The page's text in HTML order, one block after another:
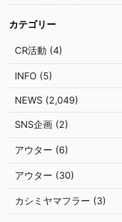
カテゴリー
CR活動 (4)
INFO (5)
NEWS (2,049)
SNS企画 (2)
アウター (6)
アウター (30)
カシミヤマフラー (3)